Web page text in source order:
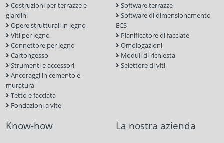
Costruzioni per terrazze e
giardini
Opere strutturali in legno
Viti per legno
Connettore per legno
Cartongesso
Strumenti e accessori
Ancoraggi in cemento e
muratura
Tetto e facciata
Fondazioni a vite
Software terrazze
Software di dimensionamento
ECS
Pianificatore di facciate
Omologazioni
Moduli di richiesta
Selettore di viti
Know-how La nostra azienda